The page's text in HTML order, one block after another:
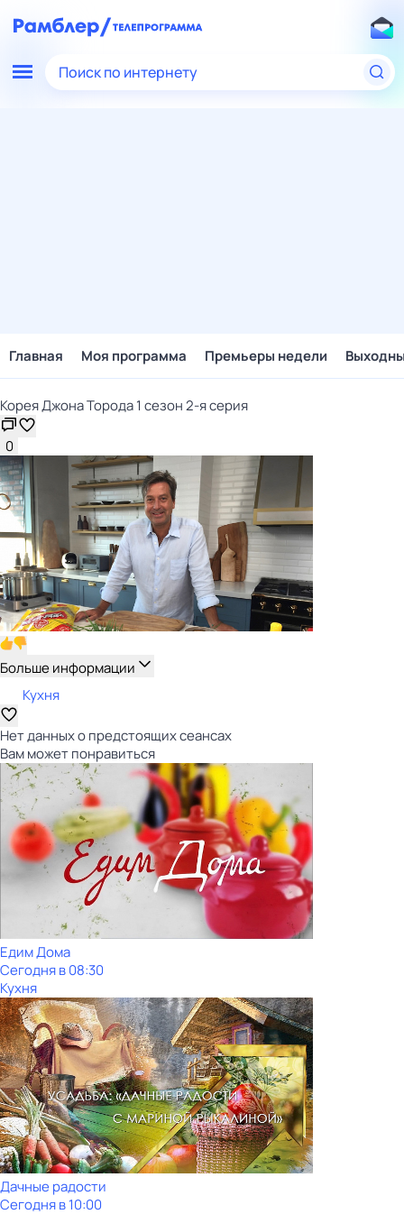
Поиск по интернету
Главная Моя программа Премьеры недели
Корея Джона Торода 1 сезон 2-я серия
0
Больше информации
Кухня
Нет данных о предстоящих сеансах
Вам может понравиться
Едим Дома
Сегодня в 08:30
Кухня
Дачные радости
Сегодня в 10:00